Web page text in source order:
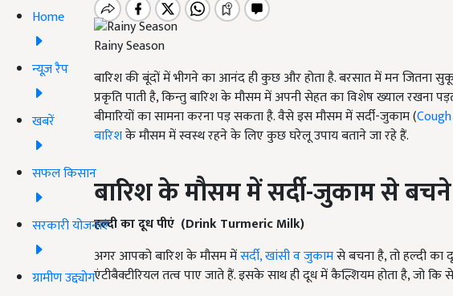
Home
न्यूज़ रैप
खबरें
सफल किसान
सरकारी योजनाएं
ग्रामीण उद्द्योग
Rainy Season
बारिश की बूंदों में भीगने का आनंद ही कुछ और होता है. बरसात में मन जितना
प्रकृति पाती है, किन्तु बारिश के मौसम में अपनी सेहत का विशेष ख्याल रखना
बीमारियों का सामना करना पड़ सकता है. वैसे इस मौसम में सर्दी-जुकाम (
बारिशके मौसम में स्वस्थ रहने के लिए कुछ घरेलू उपाय बताने जा रहे हैं.
बारिश के मौसम में सर्दी-जुकाम से
हल्दी का दूध पीएं (Drink Turmeric Milk)
अगर आपको बारिश के मौसम मेंसर्दी, खांसी व जुकामसे बचना है, तो हल्दी का
एंटीबैक्टीरियल तत्व पाए जाते हैं. इसके साथ ही दूध में कैल्शियम होता है, जो